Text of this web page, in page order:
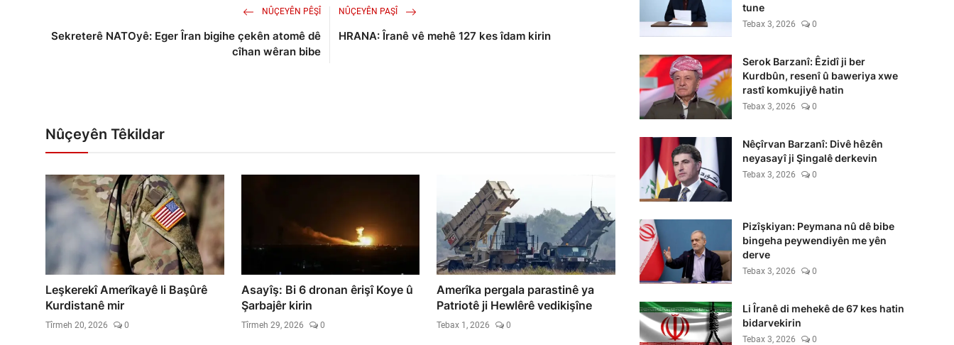
NÛÇEYÊN PÊŞÎ
Sekreterê NATOyê: Eger Îran bigihe çekên atomê dê
cîhan wêran bibe
NÛÇEYÊN PAŞÎ
HRANA: Îranê vê mehê 127 kes îdam kirin
Nûçeyên Têkildar
Leşkerekî Amerîkayê li Başûrê
Kurdistanê mir
Tîrmeh 20, 2026 0
Asayîş: Bi 6 dronan êrişî Koye û
Şarbajêr kirin
Tîrmeh 29, 2026 0
Amerîka pergala parastinê ya
Patriotê ji Hewlêrê vedikişîne
Tebax 1, 2026 0
tune
Tebax 3, 2026 0
Serok Barzanî: Êzidî ji ber
Kurdbûn, resenî û baweriya xwe
rastî komkujiyê hatin
Tebax 3, 2026 0
Nêçîrvan Barzanî: Divê hêzên
neyasayî ji Şingalê derkevin
Tebax 3, 2026 0
Pizîşkiyan: Peymana nû dê bibe
bingeha peywendiyên me yên
derve
Tebax 3, 2026 0
Li Îranê di mehekê de 67 kes hatin
bidarvekirin
Tebax 3, 2026 0